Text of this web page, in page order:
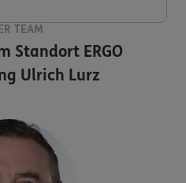
TEAM
StandortERGO
Ulrich Lurz